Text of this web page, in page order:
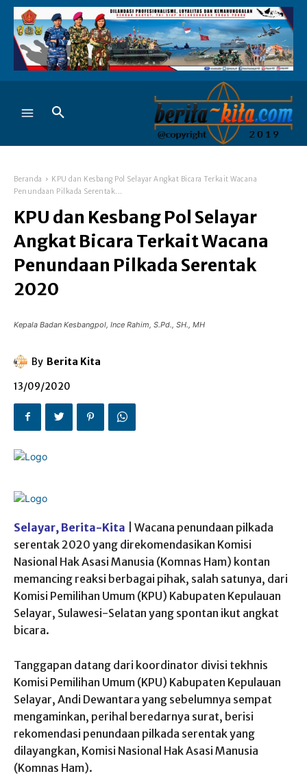
Beranda
KPU dan Kesbang Pol Selayar Angkat Bicara Terkait Wacana
Penundaan Pilkada Serentak...
KPU dan Kesbang Pol Selayar
Angkat Bicara Terkait Wacana
Penundaan Pilkada Serentak
2020
Kepala Badan Kesbangpol, Ince Rahim, S.Pd., SH., MH
By Berita Kita
13/09/2020
Selayar, Berita-Kita | Wacana penundaan pilkada
serentak 2020 yang direkomendasikan Komisi
Nasional Hak Asasi Manusia (Komnas Ham) kontan
memancing reaksi berbagai pihak, salah satunya, dari
Komisi Pemilihan Umum (KPU) Kabupaten Kepulauan
Selayar, Sulawesi-Selatan yang spontan ikut angkat
bicara.
Tanggapan datang dari koordinator divisi tekhnis
Komisi Pemilihan Umum (KPU) Kabupaten Kepulauan
Selayar, Andi Dewantara yang sebelumnya sempat
mengaminkan, perihal beredarnya surat, berisi
rekomendasi penundaan pilkada serentak yang
dilayangkan, Komisi Nasional Hak Asasi Manusia
(Komnas Ham).